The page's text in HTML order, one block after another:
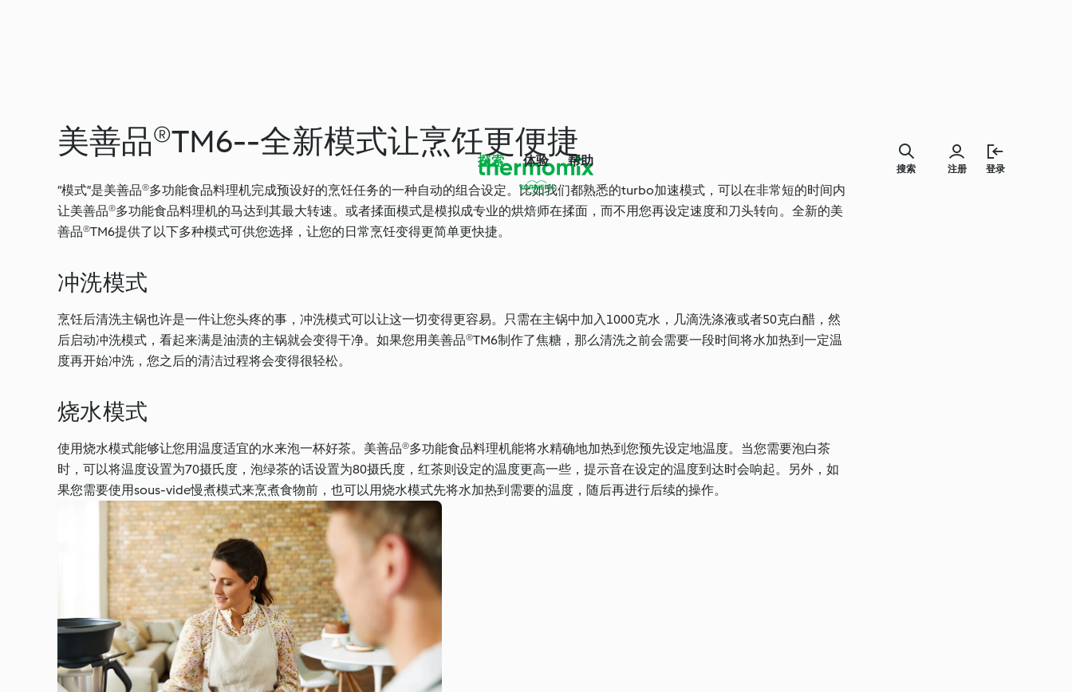
探索 体验 帮助
注册 登录
搜索
美善品®TM6--全新模式让烹饪更便捷
“模式”是美善品®多功能食品料理机完成预设好的烹饪任务的一种自动的组合设定。比如我们都熟悉的turbo加速模式，可以在非常短的时间内
让美善品®多功能食品料理机的马达到其最大转速。或者揉面模式是模拟成专业的烘焙师在揉面，而不用您再设定速度和刀头转向。全新的美
善品®TM6提供了以下多种模式可供您选择，让您的日常烹饪变得更简单更快捷。
冲洗模式
烹饪后清洗主锅也许是一件让您头疼的事，冲洗模式可以让这一切变得更容易。只需在主锅中加入1000克水，几滴洗涤液或者50克白醋，然
后启动冲洗模式，看起来满是油渍的主锅就会变得干净。如果您用美善品®TM6制作了焦糖，那么清洗之前会需要一段时间将水加热到一定温
度再开始冲洗，您之后的清洁过程将会变得很轻松。
烧水模式
使用烧水模式能够让您用温度适宜的水来泡一杯好茶。美善品®多功能食品料理机能将水精确地加热到您预先设定地温度。当您需要泡白茶
时，可以将温度设置为70摄氏度，泡绿茶的话设置为80摄氏度，红茶则设定的温度更高一些，提示音在设定的温度到达时会响起。另外，如
果您需要使用sous-vide慢煮模式来烹煮食物前，也可以用烧水模式先将水加热到需要的温度，随后再进行后续的操作。